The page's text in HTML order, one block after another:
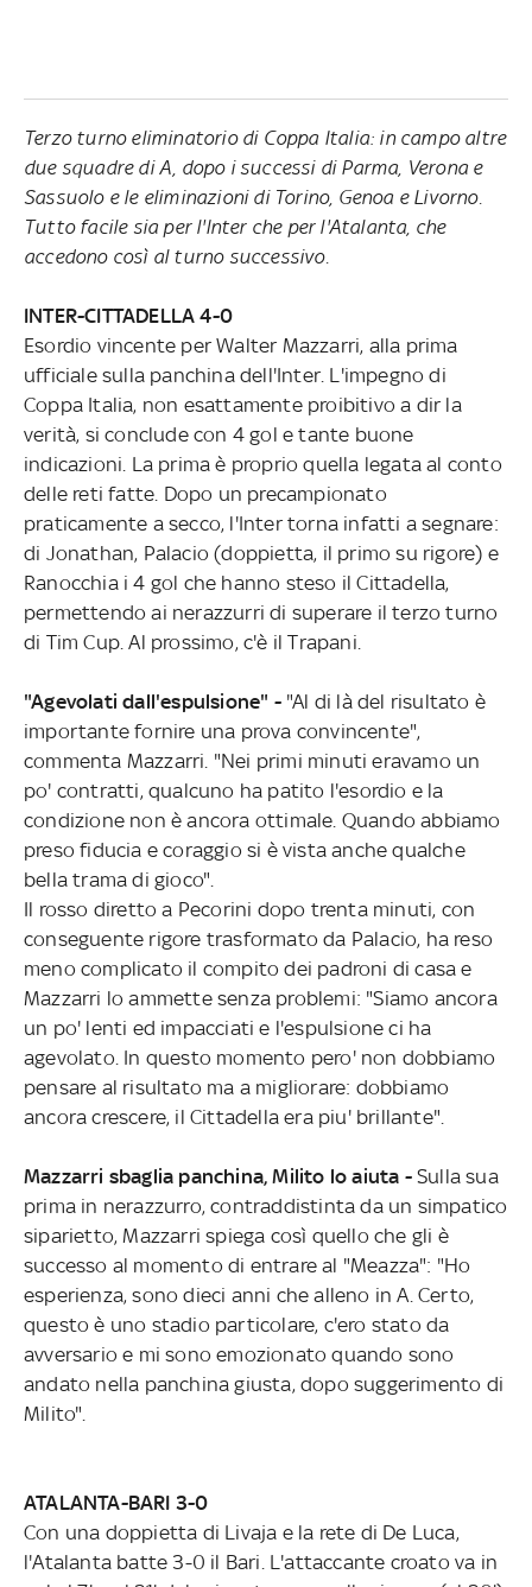
Terzo turno eliminatorio di Coppa Italia: in campo altre
due squadre di A, dopo i successi di Parma, Verona e
Sassuolo e le eliminazioni di Torino, Genoa e Livorno.
Tutto facile sia per l'Inter che per l'Atalanta, che
accedono così al turno successivo.
INTER-CITTADELLA 4-0
Esordio vincente per Walter Mazzarri, alla prima
ufficiale sulla panchina dell'Inter. L'impegno di
Coppa Italia, non esattamente proibitivo a dir la
verità, si conclude con 4 gol e tante buone
indicazioni. La prima è proprio quella legata al conto
delle reti fatte. Dopo un precampionato
praticamente a secco, l'Inter torna infatti a segnare:
di Jonathan, Palacio (doppietta, il primo su rigore) e
Ranocchia i 4 gol che hanno steso il Cittadella,
permettendo ai nerazzurri di superare il terzo turno
di Tim Cup. Al prossimo, c'è il Trapani.
"Agevolati dall'espulsione" -"Al di là del risultato è
importante fornire una prova convincente",
commenta Mazzarri. "Nei primi minuti eravamo un
po' contratti, qualcuno ha patito l'esordio e la
condizione non è ancora ottimale. Quando abbiamo
preso fiducia e coraggio si è vista anche qualche
bella trama di gioco".
Il rosso diretto a Pecorini dopo trenta minuti, con
conseguente rigore trasformato da Palacio, ha reso
meno complicato il compito dei padroni di casa e
Mazzarri lo ammette senza problemi: "Siamo ancora
un po' lenti ed impacciati e l'espulsione ci ha
agevolato. In questo momento pero' non dobbiamo
pensare al risultato ma a migliorare: dobbiamo
ancora crescere, il Cittadella era piu' brillante".
Mazzarri sbaglia panchina, Milito lo aiuta -Sulla sua
prima in nerazzurro, contraddistinta da un simpatico
siparietto, Mazzarri spiega così quello che gli è
successo al momento di entrare al "Meazza": "Ho
esperienza, sono dieci anni che alleno in A. Certo,
questo è uno stadio particolare, c'ero stato da
avversario e mi sono emozionato quando sono
andato nella panchina giusta, dopo suggerimento di
Milito".
ATALANTA-BARI 3-0
Con una doppietta di Livaja e la rete di De Luca,
l'Atalanta batte 3-0 il Bari. L'attaccante croato va in